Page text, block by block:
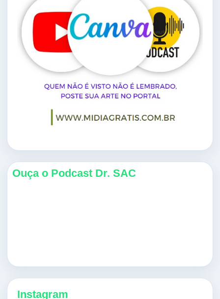
Ouça o Podcast Dr. SAC
Instagram